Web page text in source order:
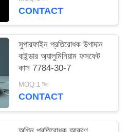
CONTACT
সুপারফাইন প্রতিরোধক উপাদান
বাইন্ডার অ্যালুমিনিয়াম ফসফেট
কাস 7784-30-7
MOQ:1 টন
CONTACT